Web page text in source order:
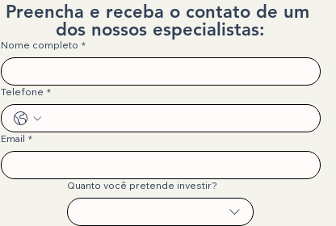
Preencha e receba o contato de um
dos nossos especialistas:
Nome completo *
Telefone *
Email *
Quanto você pretende investir?